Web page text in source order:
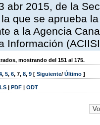
abr 2015, de la
que se aprueba
a la Agencia
Información
mostrando del 151 al 175.
, 5, 6, 7, 8, 9 [ Siguiente/ Último ]
| PDF | ODT